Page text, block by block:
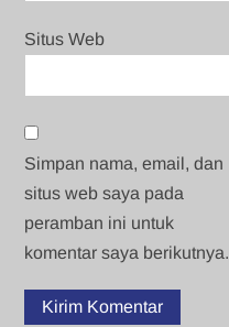
Situs Web
Simpan nama, email, dan
situs web saya pada
peramban ini untuk
komentar saya berikutnya.